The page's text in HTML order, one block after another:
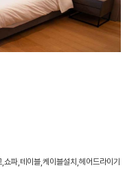
파,테이블,케이블설치,헤어드라이기